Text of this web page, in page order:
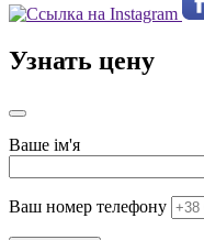
Узнать цену
Ваше ім'я
Ваш номер телефону